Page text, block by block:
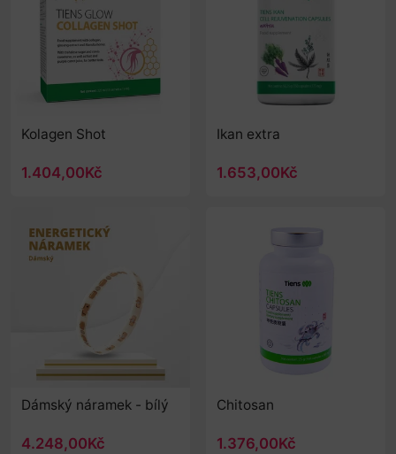
Kolagen Shot
1.404,00Kč
Ikan extra
1.653,00Kč
Dámský náramek - bílý
4.248,00Kč
Chitosan
1.376,00Kč